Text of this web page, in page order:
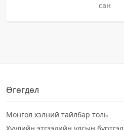
сан
Өгөгдөл
Монгол хэлний тайлбар толь